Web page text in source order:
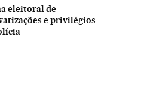
eleitoral de
e privilégios